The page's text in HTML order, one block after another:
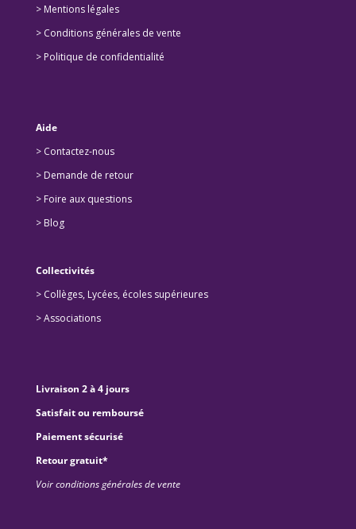
> Mentions légales
> Conditions générales de vente
> Politique de confidentialité
Aide
> Contactez-nous
> Demande de retour
> Foire aux questions
> Blog
Collectivités
> Collèges, Lycées, écoles supérieures
>Associations
Livraison 2 à 4 jours
Satisfait ou remboursé
Paiement sécurisé
Retour gratuit*
Voir conditions générales de vente